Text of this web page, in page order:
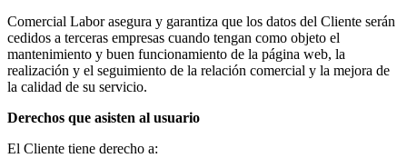
Comercial Labor asegura y garantiza que los datos del Cliente serán
cedidos a terceras empresas cuando tengan como objeto el
mantenimiento y buen funcionamiento de la página web, la
realización y el seguimiento de la relación comercial y la mejora de
la calidad de su servicio.
Derechos que asisten al usuario
El Cliente tiene derecho a: